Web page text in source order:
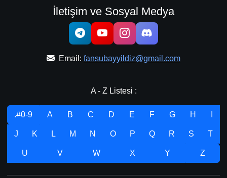
İletişim ve Sosyal Medya
Email: fansubayyildiz@gmail.com
A - Z Listesi :
.#0-9 A B C D E F G H
J K L M N O P Q R S T
U V W X Y Z